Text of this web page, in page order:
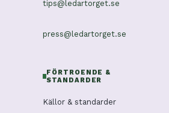
tips@ledartorget.se
press@ledartorget.se
FÖRTROENDE &
STANDARDER
Källor & standarder